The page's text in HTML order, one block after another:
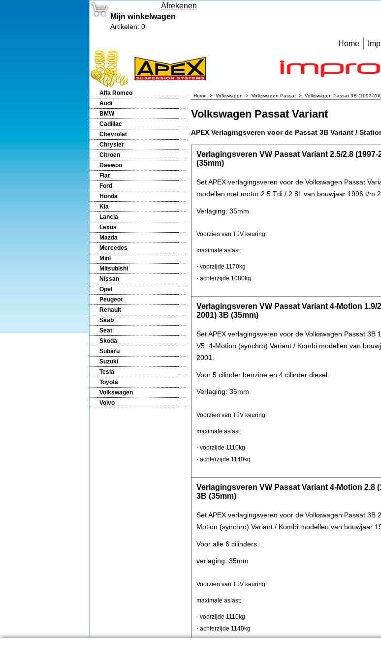
Afrekenen
Mijn winkelwagen
Artikelen: 0
Home
Alfa Romeo
Audi
BMW
Cadillac
Chevrolet
Chrysler
Citroen
Daewoo
Fiat
Ford
Honda
Kia
Lancia
Lexus
Mazda
Mercedes
Mini
Mitsubishi
Nissan
Opel
Peugeot
Renault
Saab
Seat
Skoda
Subaru
Suzuki
Tesla
Toyota
Volkswagen
Volvo
Home > Volkswagen > Volkswagen Passat > Volkswagen Passat 3B (1997-
Volkswagen Passat Variant
APEX Verlagingsveren voor de Passat 3B Variant /
Verlagingsveren VW Passat Variant 2.5/2.8 (1997-
(35mm)
Set APEX verlagingsveren voor de Volkswagen Passat
modellen met motor 2.5 Tdi / 2.8L van bouwjaar 1996 t/m
Verlaging: 35mm
Voorzien van TüV keuring
maximale aslast:
- voorzijde 1170kg
- achterzijde 1080kg
Verlagingsveren VW Passat Variant 4-Motion 1.9/
2001) 3B (35mm)
Set APEX verlagingsveren voor de Volkswagen Passat 3B
V5 4-Motion (synchro) Variant / Kombi modellen van
2001.
Voor 5 cilinder benzine en 4 cilinder diesel.
Verlaging: 35mm
Voorzien van TüV keuring
maximale aslast:
- voorzijde 1110kg
- achterzijde 1140kg
Verlagingsveren VW Passat Variant 4-Motion 2.8
3B (35mm)
Set APEX verlagingsveren voor de Volkswagen Passat 3B
Motion (synchro) Variant / Kombi modellen van bouwjaar
Voor alle 6 cilinders.
verlaging: 35mm
Voorzien van TüV keuring
maximale aslast:
- voorzijde 1110kg
- achterzijde 1140kg